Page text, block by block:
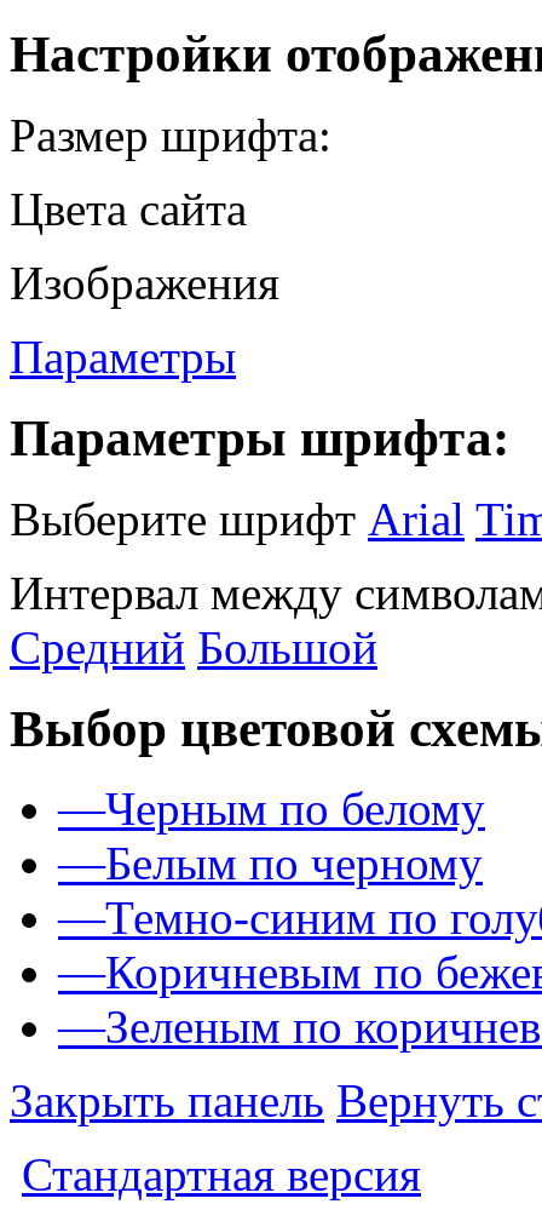
Настройки
Размер шрифта:
Цвета сайта
Изображения
Параметры
Параметры шрифта:
Выберите шрифт Arial
Интервал между
Средний Большой
Выбор цветовой
—Черным по белому
—Белым по черному
—Темно-синим по
—Коричневым по
—Зеленым по
Закрыть панель Вернуть
Стандартная версия